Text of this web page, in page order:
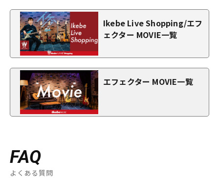
Ikebe Live Shopping/エフ
ェクター MOVIE一覧
エフェクター MOVIE一覧
FAQ
よくある質問